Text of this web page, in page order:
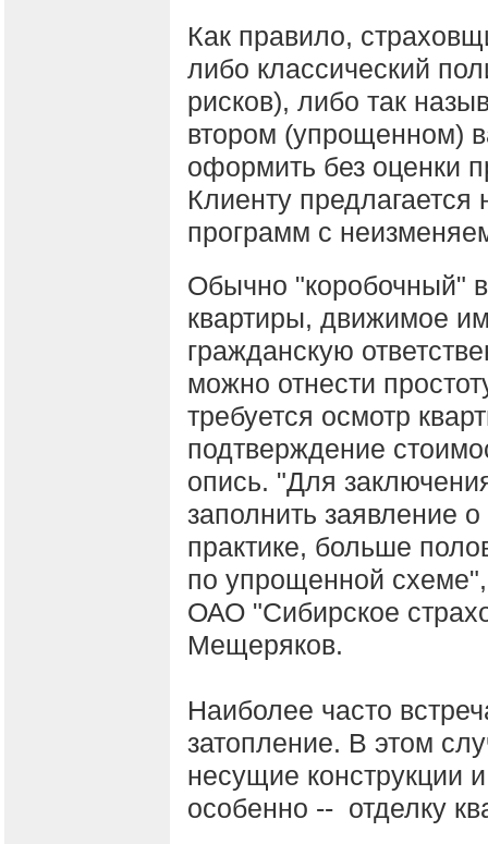
Как правило,
либо классический
рисков), либо так
втором (упрощенном)
оформить без оценки
Клиенту
программ с
Обычно "коробочный"
квартиры, движимое
гражданскую
можно отнести
требуется осмотр
подтверждение
опись. "Для
заполнить заявление
практике, больше
по упрощенной схеме",
ОАО "Сибирское
Мещеряков.
Наиболее часто
затопление. В этом
несущие конструкции
особенно -- отделку